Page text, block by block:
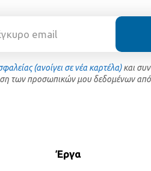
(ανοίγει σε νέα καρτέλα)και
των προσωπικών μου δεδομένων
Έργα